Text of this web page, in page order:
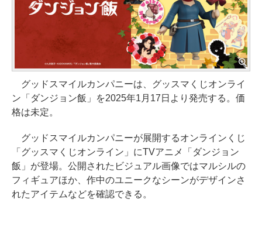
グッドスマイルカンパニーは、グッスマくじオンライ
ン「ダンジョン飯」を2025年1月17日より発売する。価
格は未定。
グッドスマイルカンパニーが展開するオンラインくじ
「グッスマくじオンライン」にTVアニメ「ダンジョン
飯」が登場。公開されたビジュアル画像ではマルシルの
フィギュアほか、作中のユニークなシーンがデザインさ
れたアイテムなどを確認できる。